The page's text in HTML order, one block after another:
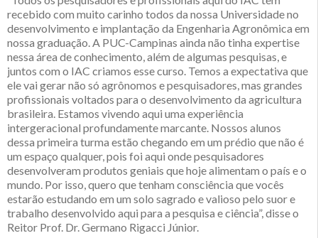
recebido com muito carinho todos da nossa Universidade no
desenvolvimento e implantação da Engenharia Agronômica em
nossa graduação. A PUC-Campinas ainda não tinha expertise
nessa área de conhecimento, além de algumas pesquisas, e
juntos com o IAC criamos esse curso. Temos a expectativa que
ele vai gerar não só agrônomos e pesquisadores, mas grandes
profissionais voltados para o desenvolvimento da agricultura
brasileira. Estamos vivendo aqui uma experiência
intergeracional profundamente marcante. Nossos alunos
dessa primeira turma estão chegando em um prédio que não é
um espaço qualquer, pois foi aqui onde pesquisadores
desenvolveram produtos geniais que hoje alimentam o país e o
mundo. Por isso, quero que tenham consciência que vocês
estarão estudando em um solo sagrado e valioso pelo suor e
trabalho desenvolvido aqui para a pesquisa e ciência”, disse o
Reitor Prof. Dr. Germano Rigacci Júnior.